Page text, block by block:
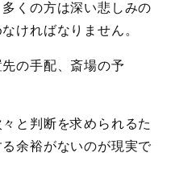
くの方は深い悲しみの
ければなりません。
の手配、斎場の予
と判断を求められるた
余裕がないのが現実で